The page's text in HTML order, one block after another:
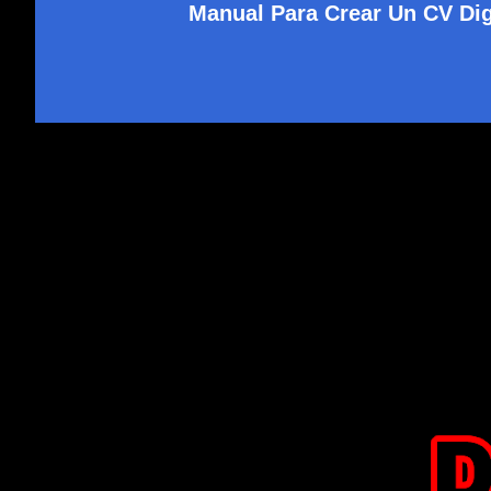
Manual Para Crear Un CV